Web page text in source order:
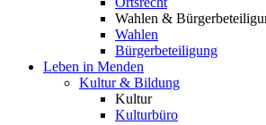
Wahlen &
Wahlen
Bürgerbeteiligung
Leben in Menden
Kultur & Bildung
Kultur
Kulturbüro